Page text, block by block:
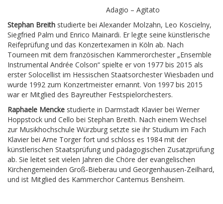
Adagio – Agitato
Stephan Breith studierte bei Alexander Molzahn, Leo Koscielny,
Siegfried Palm und Enrico Mainardi. Er legte seine künstlerische
Reifeprüfung und das Konzertexamen in Köln ab. Nach
Tourneen mit dem französischen Kammerorchester „Ensemble
Instrumental Andrée Colson“ spielte er von 1977 bis 2015 als
erster Solocellist im Hessischen Staatsorchester Wiesbaden und
wurde 1992 zum Konzertmeister ernannt. Von 1997 bis 2015
war er Mitglied des Bayreuther Festspielorchesters.
Raphaele Mencke studierte in Darmstadt Klavier bei Werner
Hoppstock und Cello bei Stephan Breith. Nach einem Wechsel
zur Musikhochschule Würzburg setzte sie ihr Studium im Fach
Klavier bei Arne Torger fort und schloss es 1984 mit der
künstlerischen Staatsprüfung und pädagogischen Zusatzprüfung
ab. Sie leitet seit vielen Jahren die Chöre der evangelischen
Kirchengemeinden Groß-Bieberau und Georgenhausen-Zeilhard,
und ist Mitglied des Kammerchor Cantemus Bensheim.